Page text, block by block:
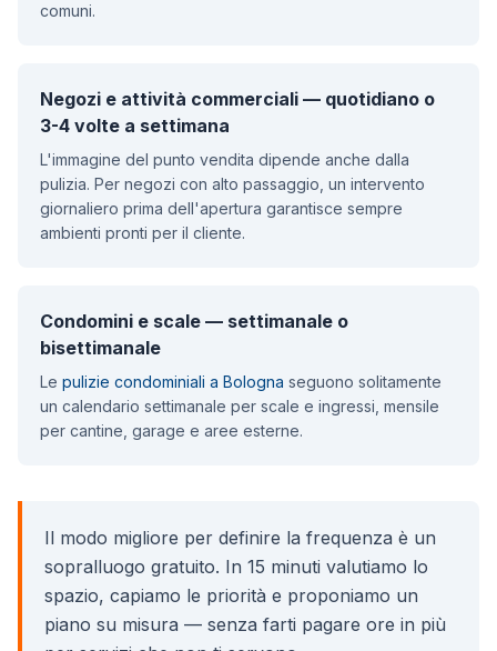
comuni.
Negozi e attività commerciali — quotidiano o
3-4 volte a settimana
L'immagine del punto vendita dipende anche dalla
pulizia. Per negozi con alto passaggio, un intervento
giornaliero prima dell'apertura garantisce sempre
ambienti pronti per il cliente.
Condomini e scale — settimanale o
bisettimanale
Le pulizie condominiali a Bologna seguono solitamente
un calendario settimanale per scale e ingressi, mensile
per cantine, garage e aree esterne.
Il modo migliore per definire la frequenza è un
sopralluogo gratuito. In 15 minuti valutiamo lo
spazio, capiamo le priorità e proponiamo un
piano su misura — senza farti pagare ore in più